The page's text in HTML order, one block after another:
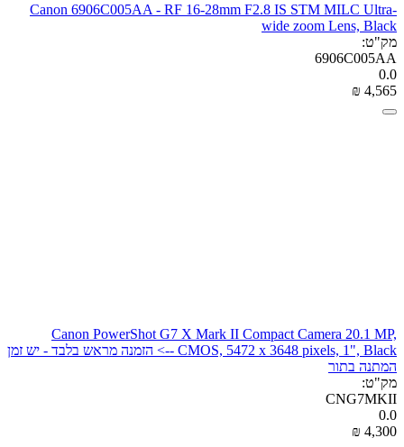
Canon 6906C005AA - RF 16-28mm F2.8 IS STM MILC Ultra-
wide zoom Lens, Black
מק"ט:
6906C005AA
0.0
₪ 4,565
Canon PowerShot G7 X Mark II Compact Camera 20.1 MP,
CMOS, 5472 x 3648 pixels, 1", Black --> הזמנה מראש בלבד - יש זמן
המתנה בתור
מק"ט:
CNG7MKII
0.0
₪ 4,300